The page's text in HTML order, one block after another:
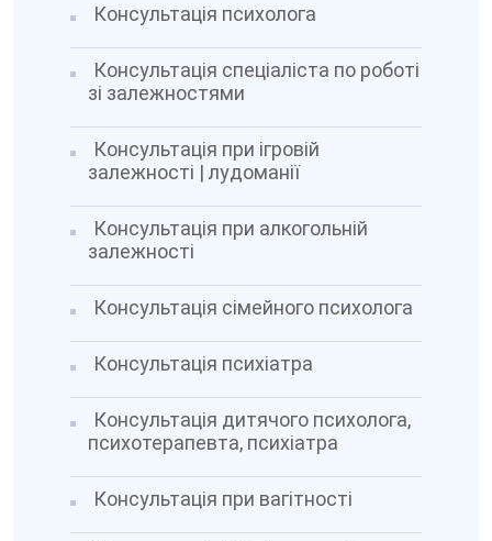
Консультація психолога
Консультація спеціаліста по роботі
зі залежностями
Консультація при ігровій
залежності | лудоманії
Консультація при алкогольній
залежності
Консультація сімейного психолога
Консультація психіатра
Консультація дитячого психолога,
психотерапевта, психіатра
Консультація при вагітності